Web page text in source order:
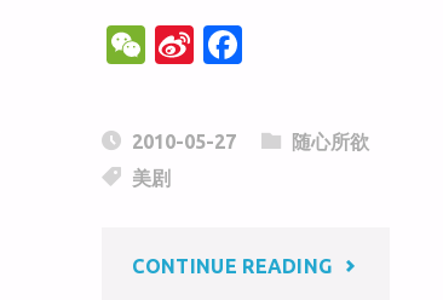
W
h
at
Si
W
o
c
e
o
2010-05-27
随心所欲
美剧
CONTINUE READING "24